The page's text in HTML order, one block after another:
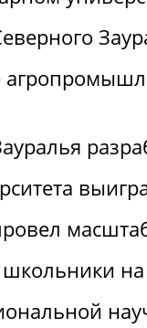
школьники